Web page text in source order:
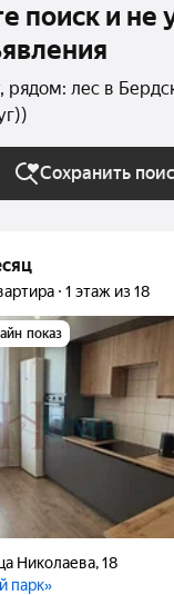
поиск и не
рядом: лес в
Сохранить
1 этаж из 18
показ
Николаева,18
парк»